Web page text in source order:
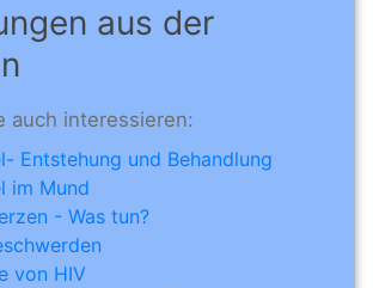
aus der
auch interessieren:
Entstehung und Behandlung
im Mund
- Was tun?
von HIV